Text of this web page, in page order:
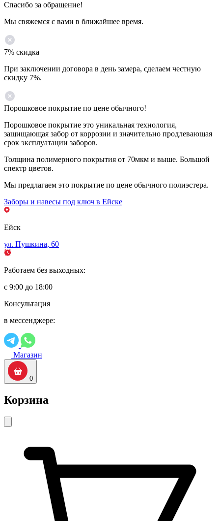
Спасибо за обращение!
Мы свяжемся с вами в ближайшее время.
7% скидка
При заключении договора в день замера, сделаем честную
скидку 7%.
Порошковое покрытие по цене обычного!
Порошковое покрытие это уникальная технология,
защищающая забор от коррозии и значительно продлевающая
срок эксплуатации заборов.
Толщина полимерного покрытия от 70мкм и выше. Большой
спектр цветов.
Мы предлагаем это покрытие по цене обычного полиэстера.
Заборы и навесы под ключ в Ейске
Ейск
ул. Пушкина, 60
Работаем без выходных:
с 9:00 до 18:00
Консультация
в мессенджере:
Магазин
0
Корзина